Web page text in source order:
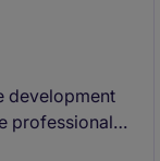
development
professional